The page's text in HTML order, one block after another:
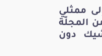
ممثلي
حول الفصل 411 من المجلّة
دون